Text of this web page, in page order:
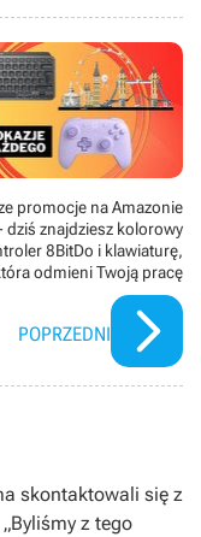
promocje na Amazonie
dziś znajdziesz kolorowy
8BitDo i klawiaturę,
odmieni Twoją pracę
POPRZEDNI
skontaktowali się z
z tego